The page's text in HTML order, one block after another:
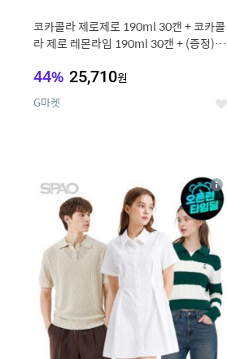
코카콜라 제로제로 190ml 30캔 + 코카콜
라 제로 레몬라임 190ml 30캔 + (증정) 콜
44% 25,710원
G마켓 좋
상
세